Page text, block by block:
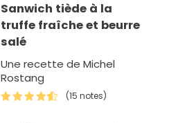
Sanwich tiède à la
truffe fraîche et beurre
salé
Une recette de Michel
Rostang
(15 notes)